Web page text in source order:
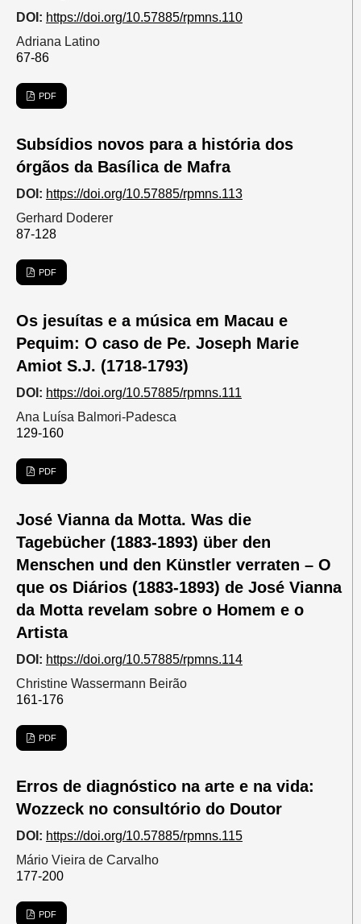
DOI: https://doi.org/10.57885/rpmns.110
Adriana Latino
67-86
PDF
Subsídios novos para a história dos
órgãos da Basílica de Mafra
DOI: https://doi.org/10.57885/rpmns.113
Gerhard Doderer
87-128
PDF
Os jesuítas e a música em Macau e
Pequim: O caso de Pe. Joseph Marie
Amiot S.J. (1718-1793)
DOI: https://doi.org/10.57885/rpmns.111
Ana Luísa Balmori-Padesca
129-160
PDF
José Vianna da Motta. Was die
Tagebücher (1883-1893) über den
Menschen und den Künstler verraten – O
que os Diários (1883-1893) de José Vianna
da Motta revelam sobre o Homem e o
Artista
DOI: https://doi.org/10.57885/rpmns.114
Christine Wassermann Beirão
161-176
PDF
Erros de diagnóstico na arte e na vida:
Wozzeck no consultório do Doutor
DOI: https://doi.org/10.57885/rpmns.115
Mário Vieira de Carvalho
177-200
PDF